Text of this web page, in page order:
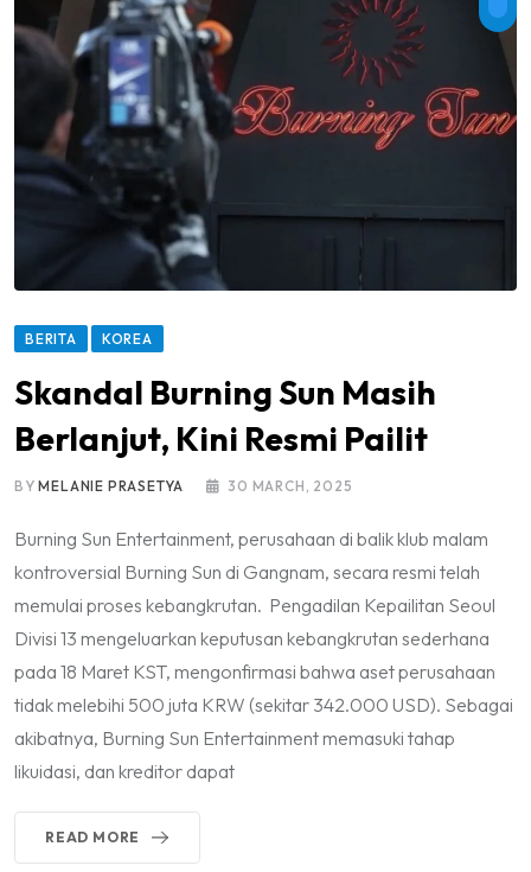
BERITA KOREA
Skandal Burning Sun Masih
Berlanjut, Kini Resmi Pailit
BYMELANIE PRASETYA 30 MARCH, 2025
Burning Sun Entertainment, perusahaan di balik klub malam
kontroversial Burning Sun di Gangnam, secara resmi telah
memulai proses kebangkrutan. Pengadilan Kepailitan Seoul
Divisi 13 mengeluarkan keputusan kebangkrutan sederhana
pada 18 Maret KST, mengonfirmasi bahwa aset perusahaan
tidak melebihi 500 juta KRW (sekitar 342.000 USD). Sebagai
akibatnya, Burning Sun Entertainment memasuki tahap
likuidasi, dan kreditor dapat
READ MORE